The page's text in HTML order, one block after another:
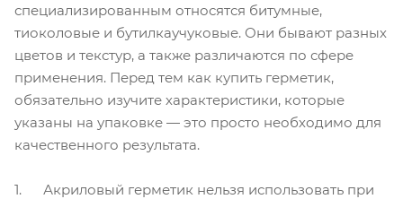
специализированным относятся битумные,
тиоколовые и бутилкаучуковые. Они бывают разных
цветов и текстур, а также различаются по сфере
применения. Перед тем как купить герметик,
обязательно изучите характеристики, которые
указаны на упаковке — это просто необходимо для
качественного результата.
1. Акриловый герметик нельзя использовать при